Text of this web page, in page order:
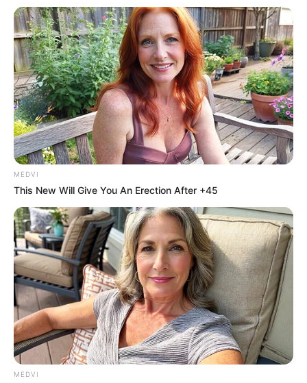
The Bodyguard's Hidden Bloopers Revealed
BRAINBERRIES
She Took Her Love For Horses To A Whole New
Level
BRAINBERRIES
เรื่องอื่นๆ ที่น่าสนใจ
MEDVI
This New Will Give You An Erection After +45
MEDVI